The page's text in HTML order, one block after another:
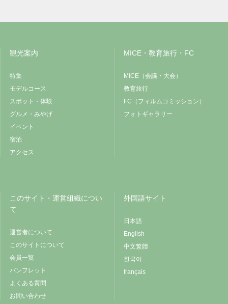
観光案内
特集
モデルコース
スポット・体験
グルメ・みやげ
イベント
宿泊
アクセス
MICE・教育旅行・FC
MICE（会議・大会）
教育旅行
FC（フィルムコミッション）
フォトギャラリー
このサイト・運営組織につい
て
運営者について
このサイトについて
会員一覧
パンフレット
よくある質問
お問い合わせ
外国語サイト
日本語
English
中文繁體
한국어
français